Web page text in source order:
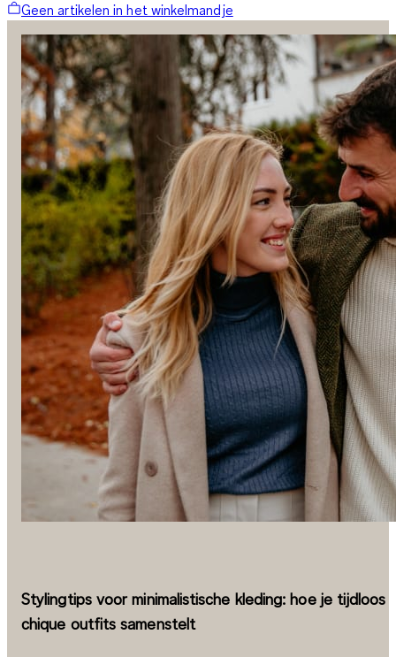
Geen artikelen in het winkelmandje
Stylingtips voor minimalistische kleding: hoe je tijdloos
chique outfits samenstelt